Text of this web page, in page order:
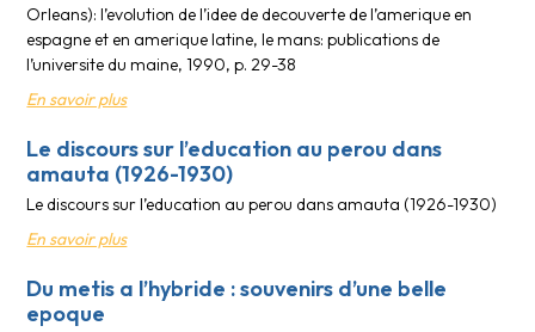
Orleans): l’evolution de l’idee de decouverte de l’amerique en
espagne et en amerique latine, le mans: publications de
l’universite du maine, 1990, p. 29-38
En savoir plus
Le discours sur l’education au perou dans
amauta (1926-1930)
Le discours sur l’education au perou dans amauta (1926-1930)
En savoir plus
Du metis a l’hybride : souvenirs d’une belle
epoque